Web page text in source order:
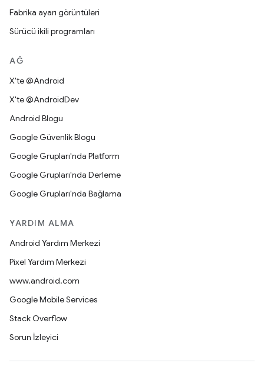
Fabrika ayarı görüntüleri
Sürücü ikili programları
AĞ
X'te @Android
X'te @AndroidDev
Android Blogu
Google Güvenlik Blogu
Google Grupları'nda Platform
Google Grupları'nda Derleme
Google Grupları'nda Bağlama
YARDIM ALMA
Android Yardım Merkezi
Pixel Yardım Merkezi
www.android.com
Google Mobile Services
Stack Overflow
Sorun İzleyici